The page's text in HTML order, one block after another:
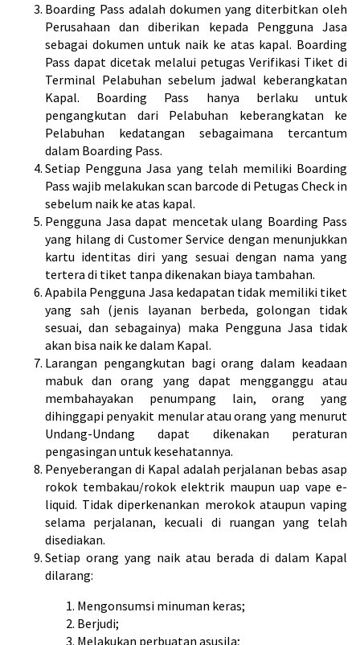
Boarding Pass adalah dokumen yang diterbitkan oleh
Perusahaan dan diberikan kepada Pengguna Jasa
sebagai dokumen untuk naik ke atas kapal. Boarding
Pass dapat dicetak melalui petugas Verifikasi Tiket di
Terminal Pelabuhan sebelum jadwal keberangkatan
Kapal. Boarding Pass hanya berlaku untuk
pengangkutan dari Pelabuhan keberangkatan ke
Pelabuhan kedatangan sebagaimana tercantum
dalam Boarding Pass.
Setiap Pengguna Jasa yang telah memiliki Boarding
Pass wajib melakukan scan barcode di Petugas Check in
sebelum naik ke atas kapal.
Pengguna Jasa dapat mencetak ulang Boarding Pass
yang hilang di Customer Service dengan menunjukkan
kartu identitas diri yang sesuai dengan nama yang
tertera di tiket tanpa dikenakan biaya tambahan.
Apabila Pengguna Jasa kedapatan tidak memiliki tiket
yang sah (jenis layanan berbeda, golongan tidak
sesuai, dan sebagainya) maka Pengguna Jasa tidak
akan bisa naik ke dalam Kapal.
Larangan pengangkutan bagi orang dalam keadaan
mabuk dan orang yang dapat mengganggu atau
membahayakan penumpang lain, orang yang
dihinggapi penyakit menular atau orang yang menurut
Undang-Undang dapat dikenakan peraturan
pengasingan untuk kesehatannya.
Penyeberangan di Kapal adalah perjalanan bebas asap
rokok tembakau/rokok elektrik maupun uap vape e-
liquid. Tidak diperkenankan merokok ataupun vaping
selama perjalanan, kecuali di ruangan yang telah
disediakan.
Setiap orang yang naik atau berada di dalam Kapal
dilarang:
Mengonsumsi minuman keras;
Berjudi;
Melakukan perbuatan asusila;